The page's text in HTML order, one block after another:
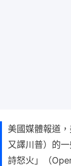
美國媒體報道
又譯川普）的
詩怒火」（